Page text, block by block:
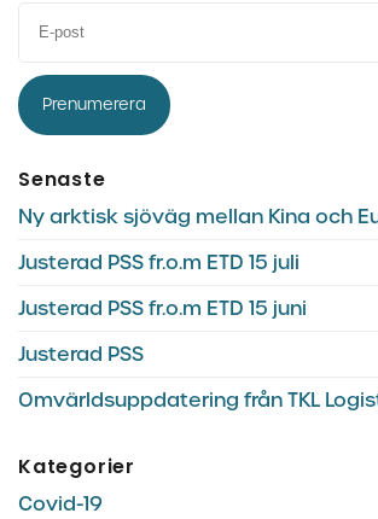
Prenumerera
Senaste
Ny arktisk sjöväg mellan Kina och
Justerad PSS fr.o.m ETD 15 juli
Justerad PSS fr.o.m ETD 15 juni
Justerad PSS
Omvärldsuppdatering från TKL
Kategorier
Covid-19